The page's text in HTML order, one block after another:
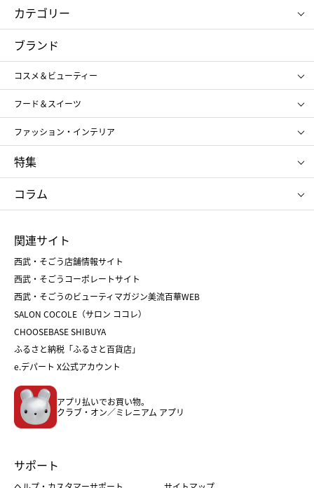
カテゴリー
コスメ＆ビューティー
ギフト
レディース
メンズ
スポーツ・アウトドア
お中元
お歳暮
ブランド
コスメ＆ビューティー
SHISEIDO
ポール&ジョー ボーテ
ジルスチュアート
NARS
RMK
クリニーク
SK-Ⅱ
フード＆スイーツ
アンリ・シャルパンティエ
ゴディバ
新宿高野
たねや
ねんりん家
ファッション・インテリア
ポロ ラルフ ローレン
タケオ キクチ
ママ＆キッズ
シュタイフ
特集
お中元
ひな人形
五月人形
父の日
クリスマスケーキ
ホワイトデー
コラム
菓子折り
和菓子
人気のギフト
バレンタイン
ホワイトデー
おせち
フード
ホーム・キッチン＆アート
関連サイト
西武・そごう店舗情報サイト
西武・そごうコーポレートサイト
西武・そごうのビューティマガジン美流百華WEB
SALON COCOLE（サロン ココレ）
CHOOSEBASE SHIBUYA
ふるさと納税「ふるさと百貨店」
e.デパート X公式アカウント
アプリ払いでお買い物。
クラブ・オン／ミレニアム アプリ
サポート